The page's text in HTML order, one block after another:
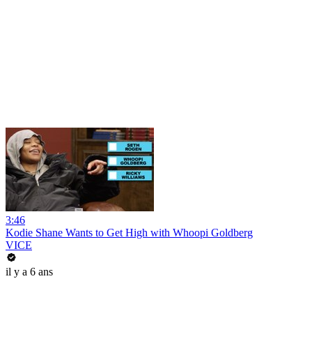
3:46
Kodie Shane Wants to Get High with Whoopi Goldberg
VICE
il y a 6 ans